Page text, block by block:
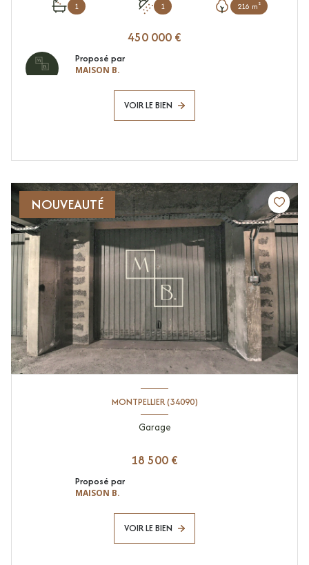
1 1 216 m²
450 000 €
Proposé par
MAISON B.
VOIR LE BIEN
NOUVEAUTÉ
MONTPELLIER (34090)
Garage
18 500 €
Proposé par
MAISON B.
VOIR LE BIEN